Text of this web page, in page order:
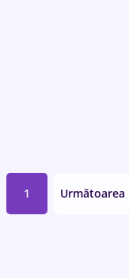
1 Următoarea